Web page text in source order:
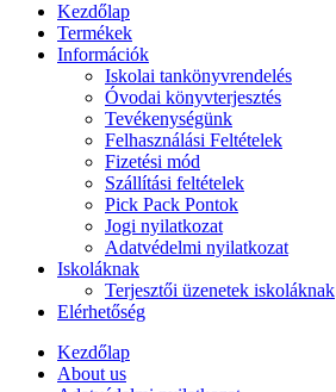
Kezdőlap
Termékek
Információk
Iskolai tankönyvrendelés
Óvodai könyvterjesztés
Tevékenységünk
Felhasználási Feltételek
Fizetési mód
Szállítási feltételek
Pick Pack Pontok
Jogi nyilatkozat
Adatvédelmi nyilatkozat
Iskoláknak
Terjesztői üzenetek iskoláknak
Elérhetőség
Kezdőlap
About us